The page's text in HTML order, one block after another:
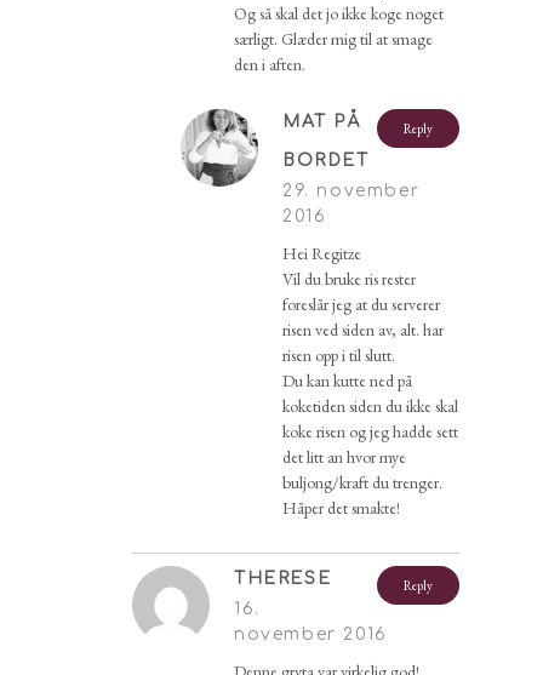
Og så skal det jo ikke koge noget
særligt. Glæder mig til at smage
den i aften.
Reply
MAT PÅ
BORDET
29. november
2016
Hei Regitze
Vil du bruke ris rester
foreslår jeg at du serverer
risen ved siden av, alt. har
risen opp i til slutt.
Du kan kutte ned på
koketiden siden du ikke skal
koke risen og jeg hadde sett
det litt an hvor mye
buljong/kraft du trenger.
Håper det smakte!
Reply
THERESE
16.
november 2016